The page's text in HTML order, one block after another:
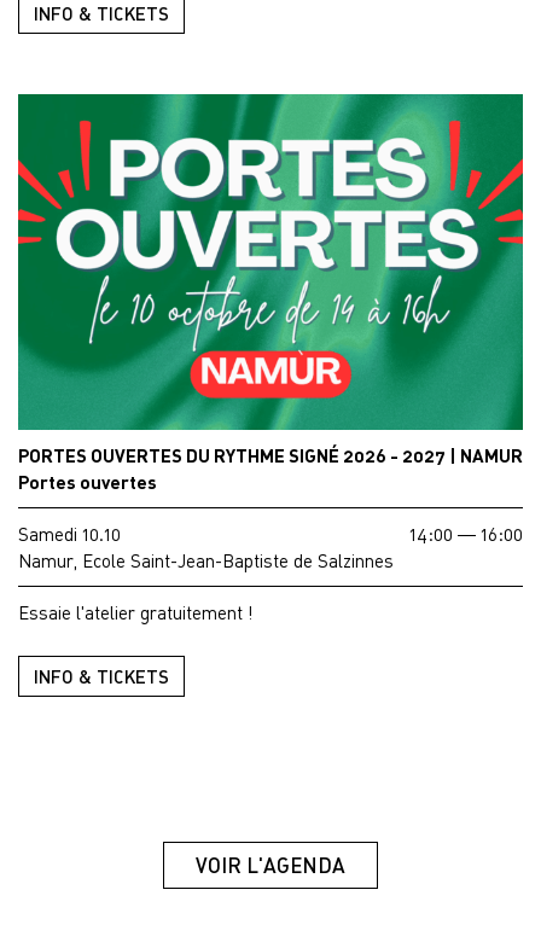
INFO & TICKETS
PORTES OUVERTES DU RYTHME SIGNÉ 2026 - 2027 | NAMUR
Portes ouvertes
Samedi 10.10
14:00 — 16:00
Namur, Ecole Saint-Jean-Baptiste de Salzinnes
Essaie l'atelier gratuitement !
INFO & TICKETS
VOIR L'AGENDA